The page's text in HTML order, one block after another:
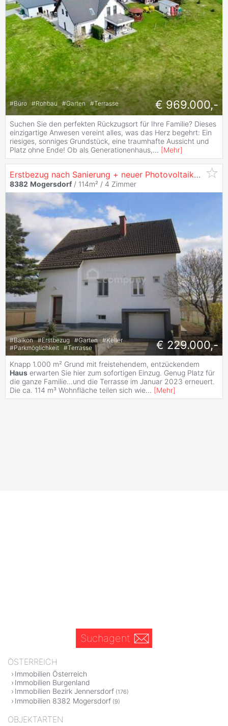
#Büro #Rohbau #Garten #Terrasse € 969.000,-
Suchen Sie den perfekten Rückzugsort für Ihre Familie? Dieses
einzigartige Anwesen vereint alles, was das Herz begehrt: Ein
riesiges, sonniges Grundstück, eine traumhafte Aussicht und
Platz ohne Ende! Ob als Generationenhaus,... [Mehr]
Erstbezug nach Sanierung + neuer Photovoltaikanlage
8382 Mogersdorf / 114m² / 4 Zimmer
#Balkon #Erstbezug #Garten #Keller
#Parkmöglichkeit #Terrasse € 229.000,-
Knapp 1.000 m² Grund mit freistehendem, entzückendem
Haus erwarten Sie hier zum sofortigen Einzug. Genug Platz für
die ganze Familie…und die Terrasse im Januar 2023 erneuert.
Die ca. 114 m³ Wohnfläche teilen sich wie... [Mehr]
Suchagent
ÖSTERREICH
Immobilien Österreich
Immobilien Burgenland
Immobilien Bezirk Jennersdorf (176)
Immobilien 8382 Mogersdorf (9)
OBJEKTARTEN